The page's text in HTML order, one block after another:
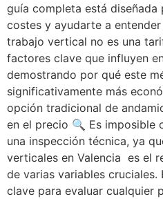
guía completa está
costes y ayudarte a
trabajo vertical no es una
factores clave que influyen
demostrando por qué este
significativamente más
opción tradicional de
en el precio 🔍 Es imposible
una inspección técnica, ya
verticales en Valencia es el
de varias variables
clave para evaluar cualquier